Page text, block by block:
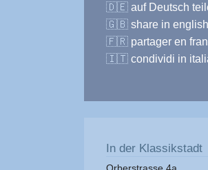
🇩🇪 auf Deutsch
🇬🇧 share in
🇫🇷 partager en
🇮🇹 condividi in
In der Klassikstadt